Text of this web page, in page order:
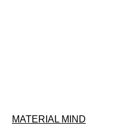
Beitragsnavigation
MATERIAL MIND